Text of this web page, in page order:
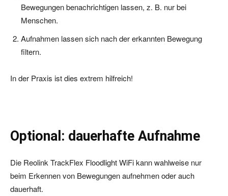
Bewegungen benachrichtigen lassen, z. B. nur bei
Menschen.
Aufnahmen lassen sich nach der erkannten Bewegung
filtern.
In der Praxis ist dies extrem hilfreich!
Optional: dauerhafte Aufnahme
Die Reolink TrackFlex Floodlight WiFi kann wahlweise nur
beim Erkennen von Bewegungen aufnehmen oder auch
dauerhaft.